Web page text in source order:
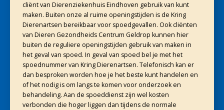
cliënt van Dierenziekenhuis Eindhoven gebruik van kunt
maken. Buiten onze al ruime openingstijden is de Kring
Dierenartsen bereikbaar voor spoedgevallen. Ook cliënten
van Dieren Gezondheids Centrum Geldrop kunnen hier
buiten de reguliere openingstijden gebruik van maken in
het geval van spoed. In geval van spoed bel je met het
spoednummer van Kring Dierenartsen. Telefonisch kan er
dan besproken worden hoe je het beste kunt handelen en
of het nodig is om langs te komen voor onderzoek en
behandeling. Aan de spoeddienst zijn wel kosten
verbonden die hoger liggen dan tijdens de normale